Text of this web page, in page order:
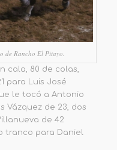
de Rancho El Pitayo.
cala, 80 de colas,
para Luis José
le tocó a Antonio
Vázquez de 23, dos
de 42
tranco para Daniel